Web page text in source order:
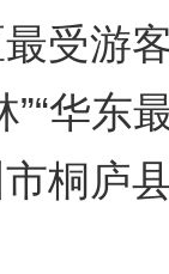
受游
华东
桐庐